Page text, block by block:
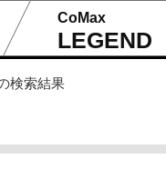
CoMax
LEGEND
検索結果